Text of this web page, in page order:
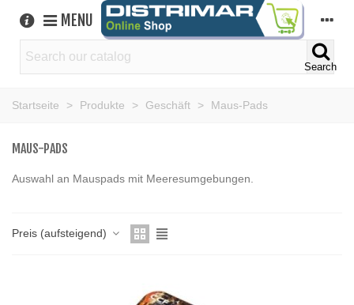
MENU
Search
Startseite > Produkte > Geschäft > Maus-Pads
MAUS-PADS
Auswahl an Mauspads mit Meeresumgebungen.
Preis (aufsteigend)